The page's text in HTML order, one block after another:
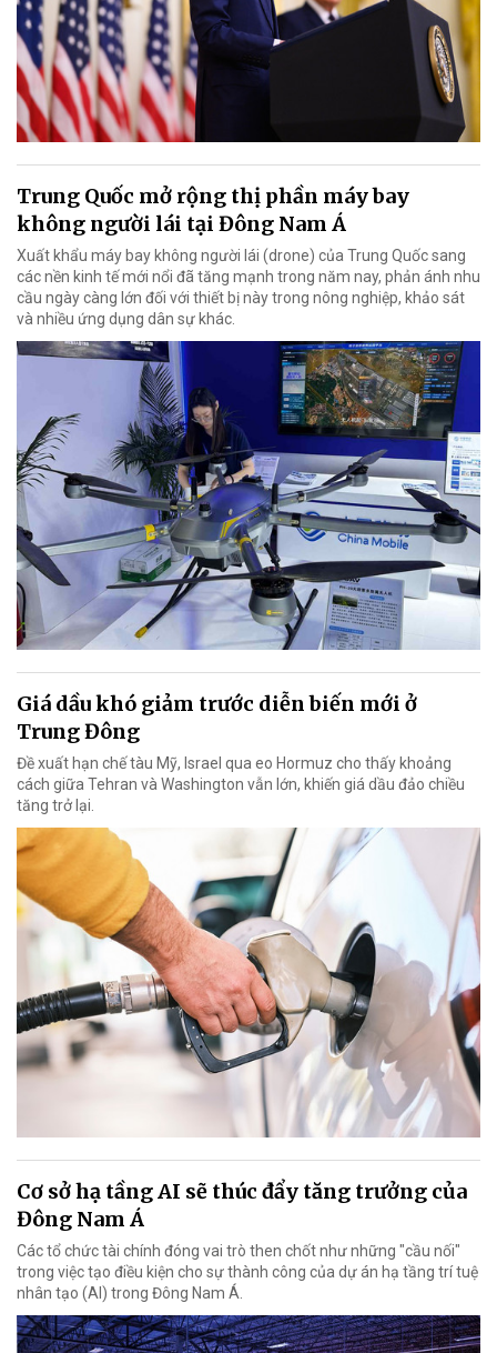
Trung Quốc mở rộng thị phần máy bay
không người lái tại Đông Nam Á
Xuất khẩu máy bay không người lái (drone) của Trung Quốc sang
các nền kinh tế mới nổi đã tăng mạnh trong năm nay, phản ánh nhu
cầu ngày càng lớn đối với thiết bị này trong nông nghiệp, khảo sát
và nhiều ứng dụng dân sự khác.
Giá dầu khó giảm trước diễn biến mới ở
Trung Đông
Đề xuất hạn chế tàu Mỹ, Israel qua eo Hormuz cho thấy khoảng
cách giữa Tehran và Washington vẫn lớn, khiến giá dầu đảo chiều
tăng trở lại.
Cơ sở hạ tầng AI sẽ thúc đẩy tăng trưởng của
Đông Nam Á
Các tổ chức tài chính đóng vai trò then chốt như những "cầu nối"
trong việc tạo điều kiện cho sự thành công của dự án hạ tầng trí tuệ
nhân tạo (AI) trong Đông Nam Á.